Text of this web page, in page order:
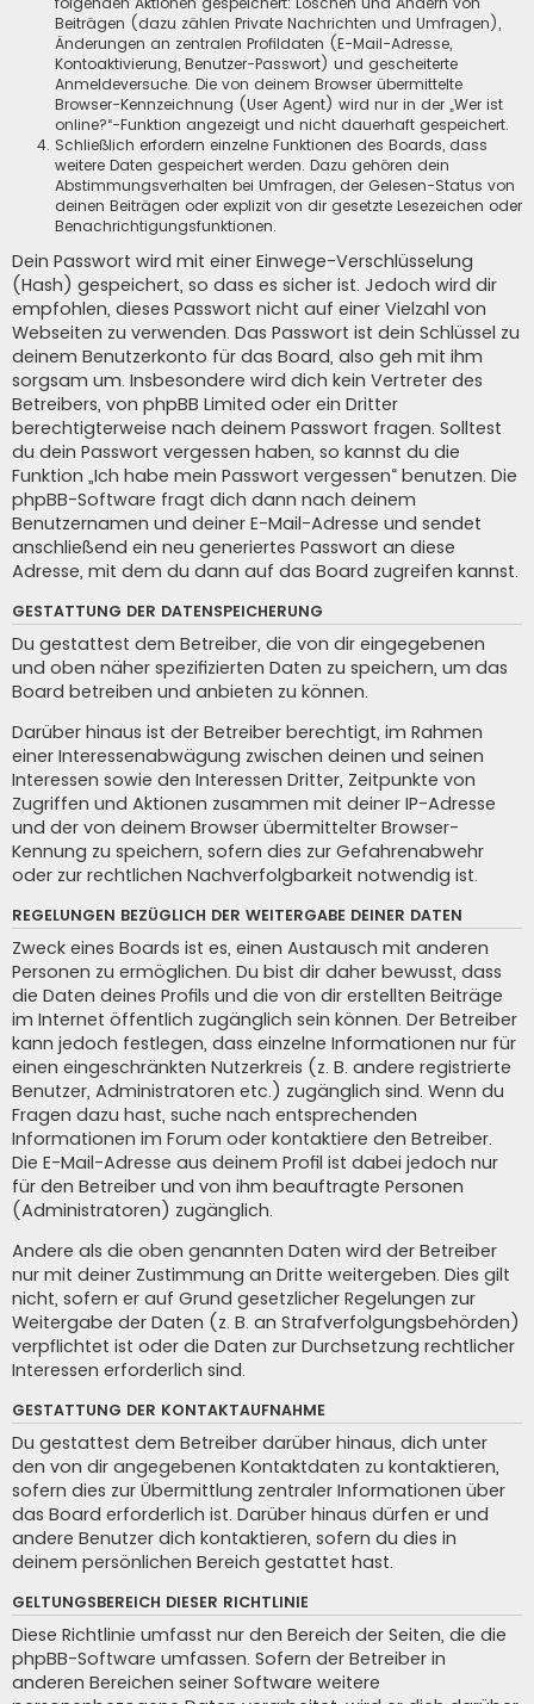
Beiträgen (dazu zählen Private Nachrichten und Umfragen),
Änderungen an zentralen Profildaten (E-Mail-Adresse,
Kontoaktivierung, Benutzer-Passwort) und gescheiterte
Anmeldeversuche. Die von deinem Browser übermittelte
Browser-Kennzeichnung (User Agent) wird nur in der „Wer ist
online?“-Funktion angezeigt und nicht dauerhaft gespeichert.
Schließlich erfordern einzelne Funktionen des Boards, dass
weitere Daten gespeichert werden. Dazu gehören dein
Abstimmungsverhalten bei Umfragen, der Gelesen-Status von
deinen Beiträgen oder explizit von dir gesetzte Lesezeichen oder
Benachrichtigungsfunktionen.
Dein Passwort wird mit einer Einwege-Verschlüsselung
(Hash) gespeichert, so dass es sicher ist. Jedoch wird dir
empfohlen, dieses Passwort nicht auf einer Vielzahl von
Webseiten zu verwenden. Das Passwort ist dein Schlüssel zu
deinem Benutzerkonto für das Board, also geh mit ihm
sorgsam um. Insbesondere wird dich kein Vertreter des
Betreibers, von phpBB Limited oder ein Dritter
berechtigterweise nach deinem Passwort fragen. Solltest
du dein Passwort vergessen haben, so kannst du die
Funktion „Ich habe mein Passwort vergessen“ benutzen. Die
phpBB-Software fragt dich dann nach deinem
Benutzernamen und deiner E-Mail-Adresse und sendet
anschließend ein neu generiertes Passwort an diese
Adresse, mit dem du dann auf das Board zugreifen kannst.
GESTATTUNG DER DATENSPEICHERUNG
Du gestattest dem Betreiber, die von dir eingegebenen
und oben näher spezifizierten Daten zu speichern, um das
Board betreiben und anbieten zu können.
Darüber hinaus ist der Betreiber berechtigt, im Rahmen
einer Interessenabwägung zwischen deinen und seinen
Interessen sowie den Interessen Dritter, Zeitpunkte von
Zugriffen und Aktionen zusammen mit deiner IP-Adresse
und der von deinem Browser übermittelter Browser-
Kennung zu speichern, sofern dies zur Gefahrenabwehr
oder zur rechtlichen Nachverfolgbarkeit notwendig ist.
REGELUNGEN BEZÜGLICH DER WEITERGABE DEINER DATEN
Zweck eines Boards ist es, einen Austausch mit anderen
Personen zu ermöglichen. Du bist dir daher bewusst, dass
die Daten deines Profils und die von dir erstellten Beiträge
im Internet öffentlich zugänglich sein können. Der Betreiber
kann jedoch festlegen, dass einzelne Informationen nur für
einen eingeschränkten Nutzerkreis (z. B. andere registrierte
Benutzer, Administratoren etc.) zugänglich sind. Wenn du
Fragen dazu hast, suche nach entsprechenden
Informationen im Forum oder kontaktiere den Betreiber.
Die E-Mail-Adresse aus deinem Profil ist dabei jedoch nur
für den Betreiber und von ihm beauftragte Personen
(Administratoren) zugänglich.
Andere als die oben genannten Daten wird der Betreiber
nur mit deiner Zustimmung an Dritte weitergeben. Dies gilt
nicht, sofern er auf Grund gesetzlicher Regelungen zur
Weitergabe der Daten (z. B. an Strafverfolgungsbehörden)
verpflichtet ist oder die Daten zur Durchsetzung rechtlicher
Interessen erforderlich sind.
GESTATTUNG DER KONTAKTAUFNAHME
Du gestattest dem Betreiber darüber hinaus, dich unter
den von dir angegebenen Kontaktdaten zu kontaktieren,
sofern dies zur Übermittlung zentraler Informationen über
das Board erforderlich ist. Darüber hinaus dürfen er und
andere Benutzer dich kontaktieren, sofern du dies in
deinem persönlichen Bereich gestattet hast.
GELTUNGSBEREICH DIESER RICHTLINIE
Diese Richtlinie umfasst nur den Bereich der Seiten, die die
phpBB-Software umfassen. Sofern der Betreiber in
anderen Bereichen seiner Software weitere